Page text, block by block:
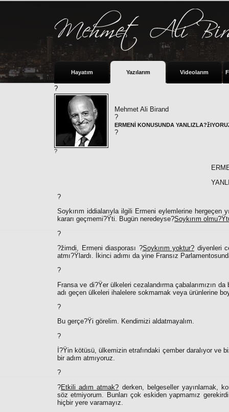
Hayatım Yazılarım Videolarım
?
Mehmet Ali Birand
?
ERMENİ KONUSUNDA
?
?
?
Soykırım iddialarıyla ilgili Ermeni eylemlerine hergeçen
kararı geçmemi?Ÿti. Bugün neredeyse?Soykırım
?
?žimdi, Ermeni diasporası ?Soykırım yoktur? diyenleri
atmı?Ÿlardı. İkinci adımı da yine Fransız
?
Fransa ve di?Ÿer ülkeleri cezalandırma çabalarımızın
adı geçen ülkeleri ihalelere sokmamak veya ürünlerine
?
Bu gerçe?Ÿi görelim. Kendimizi aldatmayalım.
?
İ?Ÿin kötüsü, ülkemizin etrafındaki çember daralıyor ve
bir adım atmıyoruz.
?
?Etkili adım atmak? derken, belgeseller yayınlamak,
söz etmiyorum. Bunları çok eskiden yapmamız
hiçbir yere varamayız.